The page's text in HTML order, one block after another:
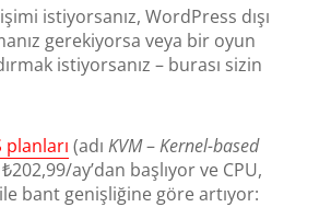
istiyorsanız, WordPress dışı
gerekiyorsa veya bir oyun
istiyorsanız – burası sizin
planları (adıKVM–Kernel-based
ay’dan başlıyor ve CPU,
bant genişliğine göre artıyor: